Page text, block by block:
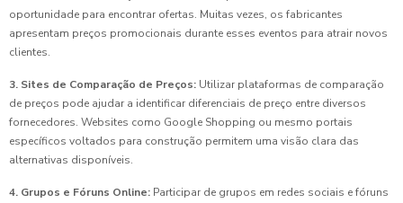
oportunidade para encontrar ofertas. Muitas vezes, os fabricantes
apresentam preços promocionais durante esses eventos para atrair novos
clientes.
3. Sites de Comparação de Preços: Utilizar plataformas de comparação
de preços pode ajudar a identificar diferenciais de preço entre diversos
fornecedores. Websites como Google Shopping ou mesmo portais
específicos voltados para construção permitem uma visão clara das
alternativas disponíveis.
4. Grupos e Fóruns Online: Participar de grupos em redes sociais e fóruns